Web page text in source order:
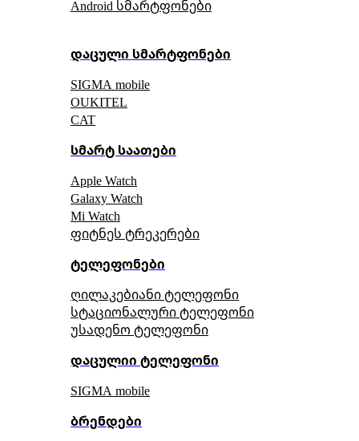
Android სმარტფონები
დაცული სმარტფონები
SIGMA mobile
OUKITEL
CAT
სმარტ საათები
Apple Watch
Galaxy Watch
Mi Watch
ფიტნეს ტრეკერები
ტელეფონები
ღილაკებიანი ტელეფონი
სტაციონალური ტელეფონი
უსადენო ტელეფონი
დაცულიი ტელეფონი
SIGMA mobile
ბრენდები